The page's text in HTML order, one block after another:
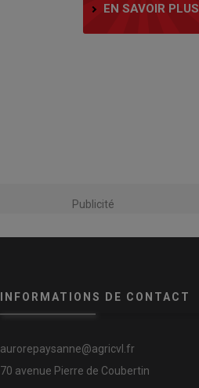
EN SAVOIR PLUS
Publicité
INFORMATIONS DE CONTACT
aurorepaysanne@agricvl.fr
70 avenue Pierre de Coubertin